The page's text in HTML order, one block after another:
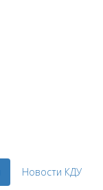
Новости КДУ